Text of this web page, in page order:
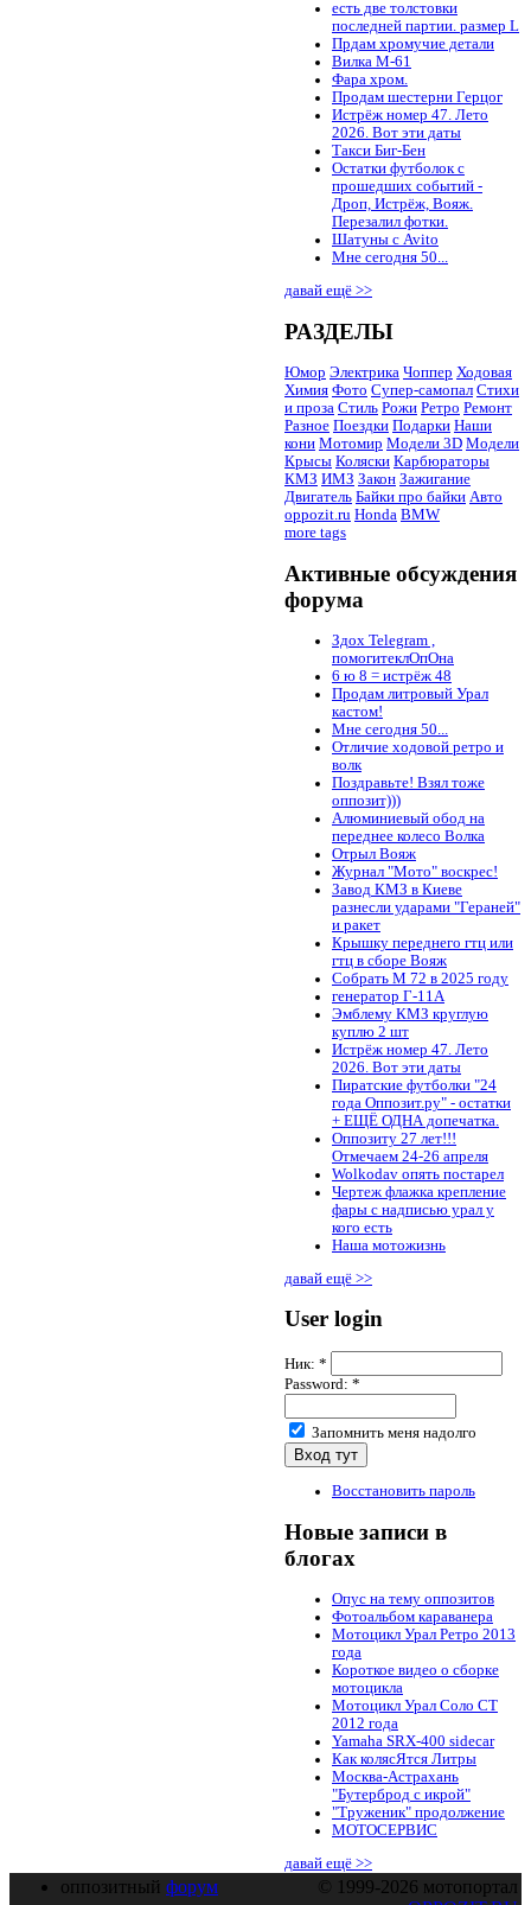
есть две толстовки
последней партии. размер L
Прдам хромучие детали
Вилка М-61
Фара хром.
Продам шестерни Герцог
Истрёж номер 47. Лето
2026. Вот эти даты
Такси Биг-Бен
Остатки футболок с
прошедших событий -
Дроп, Истрёж, Вояж.
Перезалил фотки.
Шатуны с Avito
Мне сегодня 50...
давай ещё >>
РАЗДЕЛЫ
Юмор Электрика Чоппер Ходовая
Химия Фото Супер-самопал Стихи
и проза Стиль Рожи Ретро Ремонт
Разное Поездки Подарки Наши
кони Мотомир Модели 3D Модели
Крысы Коляски Карбюраторы
КМЗ ИМЗ Закон Зажигание
Двигатель Байки про байки Авто
oppozit.ru Honda BMW
more tags
Активные обсуждения
форума
Здох Telegram ,
помогитеклОпОна
6 ю 8 = истрёж 48
Продам литровый Урал
кастом!
Мне сегодня 50...
Отличие ходовой ретро и
волк
Поздравьте! Взял тоже
оппозит)))
Алюминиевый обод на
переднее колесо Волка
Отрыл Вояж
Журнал "Мото" воскрес!
Завод КМЗ в Киеве
разнесли ударами "Гераней"
и ракет
Крышку переднего гтц или
гтц в сборе Вояж
Собрать М 72 в 2025 году
генератор Г-11А
Эмблему КМЗ круглую
куплю 2 шт
Истрёж номер 47. Лето
2026. Вот эти даты
Пиратские футболки "24
года Оппозит.ру" - остатки
+ ЕЩЁ ОДНА допечатка.
Оппозиту 27 лет!!!
Отмечаем 24-26 апреля
Wolkodav опять постарел
Чертеж флажка крепление
фары с надписью урал у
кого есть
Наша мотожизнь
давай ещё >>
User login
Ник: *
Password: *
Запомнить меня надолго
Восстановить пароль
Новые записи в
блогах
Опус на тему оппозитов
Фотоальбом караванера
Мотоцикл Урал Ретро 2013
года
Короткое видео о сборке
мотоцикла
Мотоцикл Урал Соло СТ
2012 года
Yamaha SRX-400 sidecar
Как колясЯтся Литры
Москва-Астрахань
"Бутерброд с икрой"
"Труженик" продолжение
МОТОСЕРВИС
давай ещё >>
оппозитный форум
© 1999-2026 мотопортал